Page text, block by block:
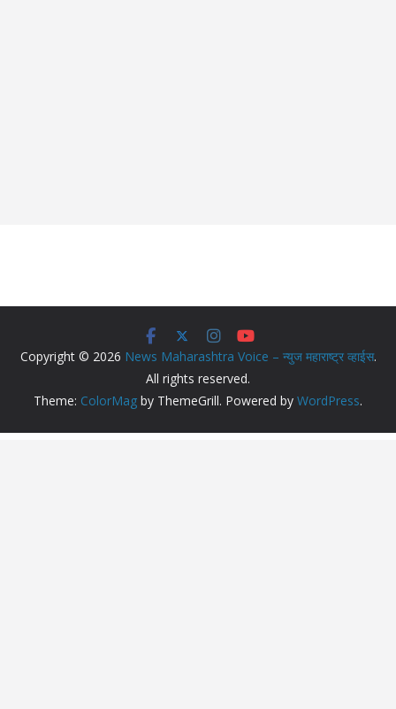
Copyright © 2026 News Maharashtra Voice – न्युज महाराष्ट्र व्हाईस.
All rights reserved.
Theme: ColorMag by ThemeGrill. Powered by WordPress.